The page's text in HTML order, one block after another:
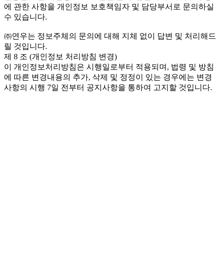
에 관한 사항을 개인정보 보호책임자 및 담당부서로 문의하실
수 있습니다.
㈜연우는 정보주체의 문의에 대해 지체 없이 답변 및 처리해드
릴 것입니다.
제 8 조 (개인정보 처리방침 변경)
이 개인정보처리방침은 시행일로부터 적용되며, 법령 및 방침
에 따른 변경내용의 추가, 삭제 및 정정이 있는 경우에는 변경
사항의 시행 7일 전부터 공지사항을 통하여 고지할 것입니다.